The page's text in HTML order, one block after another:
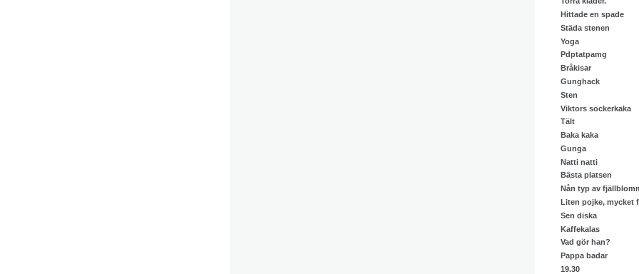
Hittade en spade
Städa stenen
Yoga
Pdptatpamg
Bråkisar
Gunghack
Sten
Viktors sockerkaka
Tält
Baka kaka
Gunga
Natti natti
Bästa platsen
Nån typ av
Liten pojke, mycket
Sen diska
Kaffekalas
Vad gör han?
Pappa badar
19.30